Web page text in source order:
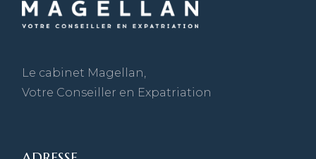
Le cabinet Magellan,
Votre Conseiller en Expatriation